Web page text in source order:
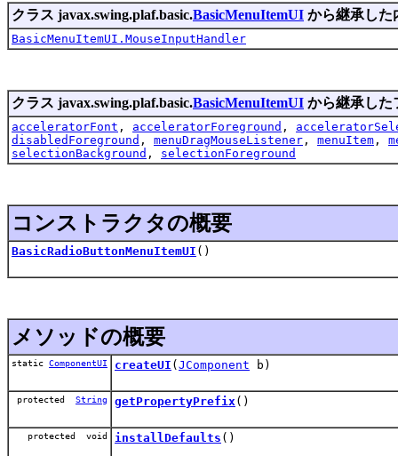
クラス javax.swing.plaf.basic.BasicMenuItemUI から継承した
BasicMenuItemUI.MouseInputHandler
クラス javax.swing.plaf.basic.BasicMenuItemUI から継承した
acceleratorFont , acceleratorForeground ,
disabledForeground , menuDragMouseListener , menuItem ,
selectionBackground , selectionForeground
コンストラクタの概要
BasicRadioButtonMenuItemUI ()
メソッドの概要
static ComponentUI createUI ( JComponent b)
protected String getPropertyPrefix ()
protected void installDefaults ()